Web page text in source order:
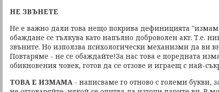
НЕ ЗВЪНЕТЕ
Не е важно дали това нещо покрива дефиницията
обаждане се тълкува като напълно доброволен акт. Т.е.
звъните. Но използва психологически механизми да ви
Повтаряме - не се обаждайте!За нас това е поредната
обикновения човек, готов да се отзове и играещ с най-
ТОВА Е ИЗМАМА - написваме го отново с големи букви,